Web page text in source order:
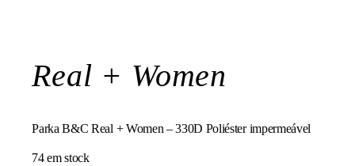
Real + Women
Parka B&C Real + Women – 330D Poliéster impermeável
74 em stock